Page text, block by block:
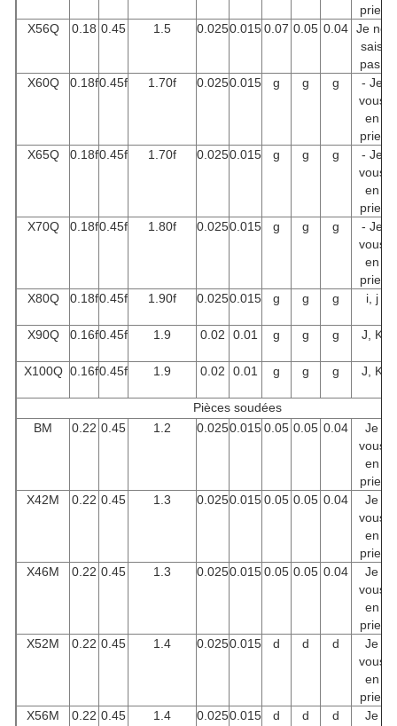
prie.
X56Q 0.18 0.45 1.5 0.0250.0150.07 0.05 0.04 Je ne
sais
pas.
X60Q 0.18f0.45f 1.70f 0.0250.015 g g g
- Je
vous
en
prie.
X65Q 0.18f0.45f 1.70f 0.0250.015 g g g
- Je
vous
en
prie.
X70Q 0.18f0.45f 1.80f 0.0250.015 g g g
- Je
vous
en
prie.
X80Q 0.18f0.45f 1.90f 0.0250.015 g g g i, j
X90Q 0.16f0.45f 1.9 0.02 0.01 g g g J, K
X100Q 0.16f0.45f 1.9 0.02 0.01 g g g J, K
Pièces soudées
BM
0.22 0.45 1.2 0.0250.0150.05 0.05 0.04
Je
vous
en
prie.
X42M 0.22 0.45 1.3 0.0250.0150.05 0.05 0.04
Je
vous
en
prie.
X46M 0.22 0.45 1.3 0.0250.0150.05 0.05 0.04
Je
vous
en
prie.
X52M 0.22 0.45 1.4 0.0250.015 d d d
Je
vous
en
prie.
X56M 0.22 0.45 1.4 0.0250.015 d d d
Je